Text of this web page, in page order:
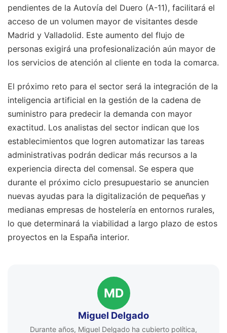
pendientes de la Autovía del Duero (A-11), facilitará el
acceso de un volumen mayor de visitantes desde
Madrid y Valladolid. Este aumento del flujo de
personas exigirá una profesionalización aún mayor de
los servicios de atención al cliente en toda la comarca.
El próximo reto para el sector será la integración de la
inteligencia artificial en la gestión de la cadena de
suministro para predecir la demanda con mayor
exactitud. Los analistas del sector indican que los
establecimientos que logren automatizar las tareas
administrativas podrán dedicar más recursos a la
experiencia directa del comensal. Se espera que
durante el próximo ciclo presupuestario se anuncien
nuevas ayudas para la digitalización de pequeñas y
medianas empresas de hostelería en entornos rurales,
lo que determinará la viabilidad a largo plazo de estos
proyectos en la España interior.
MD
Miguel Delgado
Durante años, Miguel Delgado ha cubierto política,